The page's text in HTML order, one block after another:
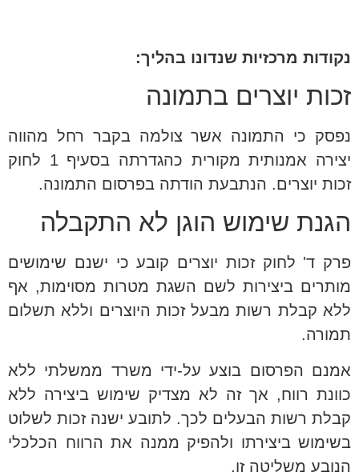
נקודות מרכזיות שנדונו בהליך:
זכות יוצרים בתמונה
נפסק כי התמונה אשר צולמה בקבר רחל מהווה
יצירה אמנותית מקורית כהגדרתה בסעיף 1 לחוק
זכות יוצרים. הנתבעת הודתה בפרסום התמונה.
הגנת שימוש הוגן לא התקבלה
פרק ד' לחוק זכות יוצרים קובע כי ישנם שימושים
מותרים ביצירות לשם השגת מטרות מסוימות, אף
ללא קבלת רשות מבעל זכות היוצרים וללא תשלום
תמורה.
אמנם הפרסום בוצע על-ידי משרד ממשלתי ללא
כוונת רווח, אך זה לא מצדיק שימוש ביצירה ללא
קבלת רשות הבעלים לכך. לתובע ישנה זכות לשלוט
בשימוש ביצירתו ולהפיק ממנה את הרווח הכלכלי
הנובע משליטה זו.